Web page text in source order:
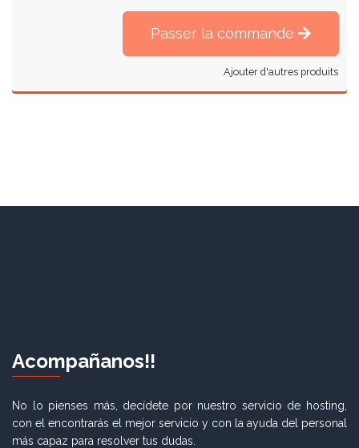
Passer la commande
Ajouter d'autres produits
Acompañanos!!
No lo pienses más, decídete por nuestro servicio de hosting,
con el encontrarás el mejor servicio y con la ayuda del personal
más capaz para resolver tus dudas.